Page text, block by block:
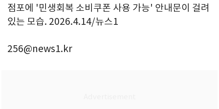
점포에 '민생회복 소비쿠폰 사용 가능' 안내문이 걸려
있는 모습. 2026.4.14/뉴스1
256@news1.kr